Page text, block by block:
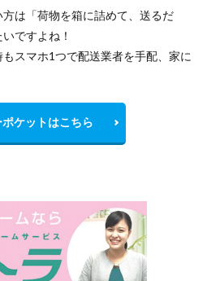
は「荷物を箱に詰めて、送るだ
ですよね！
スマホ1つで配送業者を手配、家に
ケットはこちら